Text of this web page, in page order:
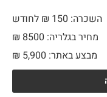
השכרה: 150 ₪ לחודש
מחיר בגלריה: 8500 ₪
מבצע באתר:
₪ 5,900